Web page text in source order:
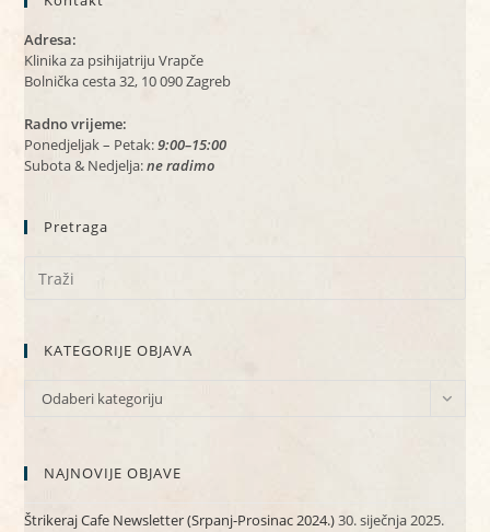
Adresa:
Klinika za psihijatriju Vrapče
Bolnička cesta 32, 10 090 Zagreb
Radno vrijeme:
Ponedjeljak – Petak:9:00–15:00
Subota & Nedjelja:ne radimo
Pretraga
KATEGORIJE OBJAVA
KATEGORIJE
Odaberi kategoriju
NAJNOVIJE OBJAVE
Štrikeraj Cafe Newsletter (Srpanj-Prosinac 2024.)30. siječnja 2025.